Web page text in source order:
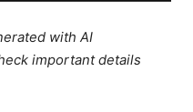
with AI
important details